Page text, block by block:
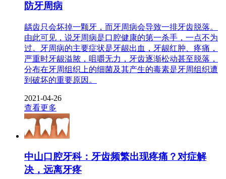
防牙周病
龋齿只会坏掉一颗牙，而牙周病会导致一排牙齿脱落。
由此可见，说牙周病是口腔健康的第一杀手，一点不为
过。牙周病的主要症状是牙龈出血，牙龈红肿、疼痛，
严重时牙龈溢脓，咀嚼无力，牙齿逐渐松动甚至脱落，
分布在牙周组织上的细菌及其产生的毒素是牙周组织遭
到破坏的重要原因。
2021-04-26
查看更多
中山口腔牙科：牙齿频繁出现疼痛？对症解
决，远离牙疼